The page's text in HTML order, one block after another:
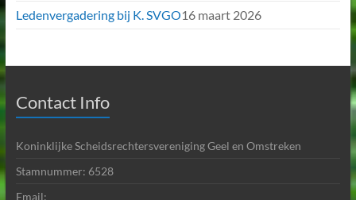
Ledenvergadering bij K. SVGO16 maart 2026
Contact Info
Koninklijke Scheidsrechtersvereniging Geel en Omstreken
Stamnummer: 6528
Email: